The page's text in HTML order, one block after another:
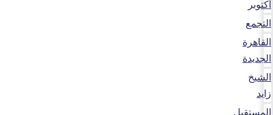
أكتوبر
التجمع
القاهرة
الجديدة
الشيخ
زايد